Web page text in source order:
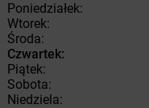
Poniedziałek:
Wtorek:
Środa:
Czwartek:
Piątek:
Sobota:
Niedziela: